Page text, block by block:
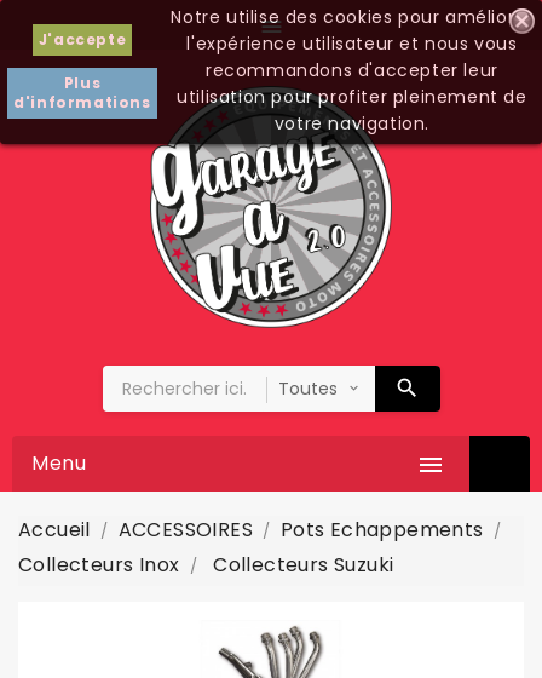

J'accepte
Plus
d'informations
Notre utilise des cookies pour améliorer
l'expérience utilisateur et nous vous
recommandons d'accepter leur
utilisation pour profiter pleinement de
votre navigation.

Menu
Accueil ACCESSOIRES
Pots Echappements
Collecteurs Inox
Collecteurs Suzuki